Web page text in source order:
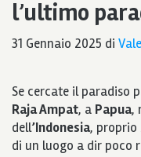
l’ultimo
31 Gennaio 2025 di
Se cercate il paradiso
Raja Ampat, a Papua,
dell’Indonesia, proprio
di un luogo a dir poco